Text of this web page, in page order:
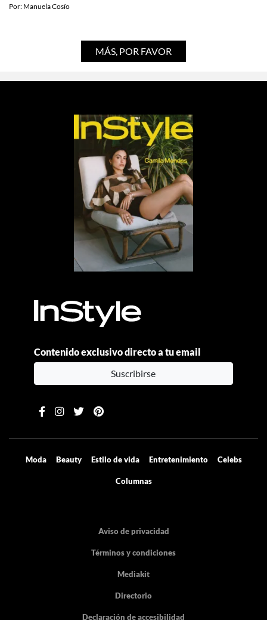
Por: Manuela Cosío
MÁS, POR FAVOR
Contenido exclusivo directo a tu email
Suscribirse
Moda Beauty Estilo de vida Entretenimiento Celebs
Columnas
Aviso de privacidad
Términos y condiciones
Mediakit
Directorio
Declaración de accesibilidad